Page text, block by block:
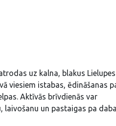
uz kalna, blakus
viesiem istabas, ēdināšanas
Aktīvās brīvdienās var
laivošanu un pastaigas pa